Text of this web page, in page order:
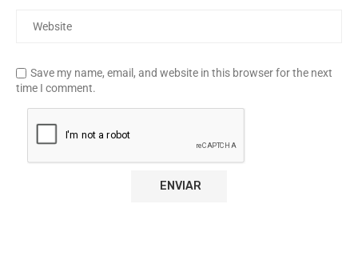
Save my name, email, and website in this browser for the next
time I comment.